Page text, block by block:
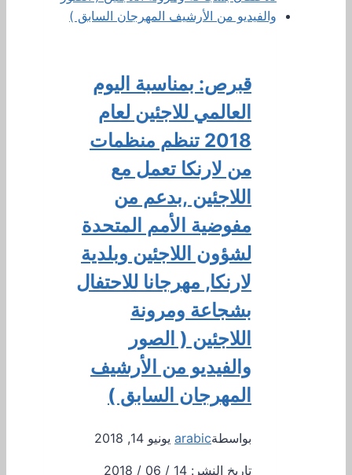
قبرص: بمناسبة اليوم
العالمي للاجئين لعام
2018 تنظم منظمات
من لارنكا تعمل مع
اللاجئين ,بدعم من
مفوضية الأمم المتحدة
لشؤون اللاجئين وبلدية
لارنكا, مهرجانا للاحتفال
بشجاعة ومرونة
اللاجئين ( الصور
والفيديو من الأرشيف
المهرجان السابق )
بواسطةarabic يونيو 14, 2018
تاريخ النشر: 14 / 06 / 2018